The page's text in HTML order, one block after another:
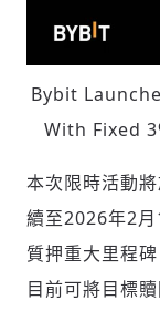
Bybit
With Fixed
本次限時活動
續至2026年2
質押重大里程
目前可將目標